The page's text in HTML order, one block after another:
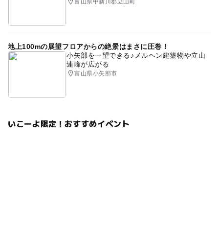
富山県中新川郡立山町
地上100mの展望フロアからの絶景はまさに圧巻！
小矢部を一望できる♪メルヘン建築物や立山
連峰が広がる
富山県小矢部市
いこーよ限定！おすすめイベント